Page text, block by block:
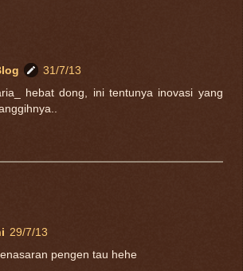
31/7/13
hebat dong, ini tentunya inovasi yang
29/7/13
pengen tau hehe